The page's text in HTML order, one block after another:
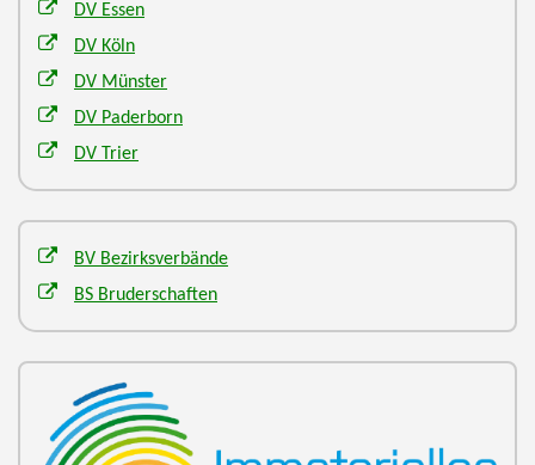
DV Essen
DV Köln
DV Münster
DV Paderborn
DV Trier
BV Bezirksverbände
BS Bruderschaften